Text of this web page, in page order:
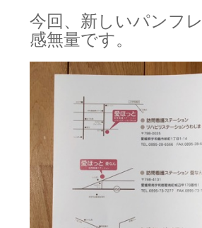
今回、新しいパンフ
感無量です。